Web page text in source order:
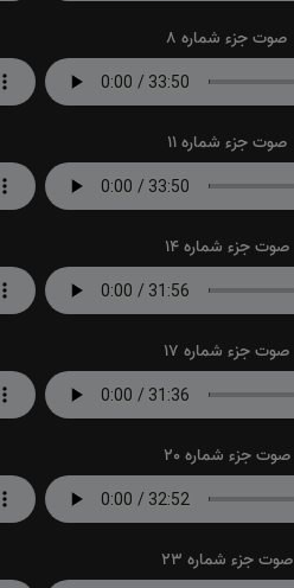
صوت جزء شماره 8
صوت جزء شماره 11
صوت جزء شماره 14
صوت جزء شماره 17
صوت جزء شماره 20
صوت جزء شماره 23